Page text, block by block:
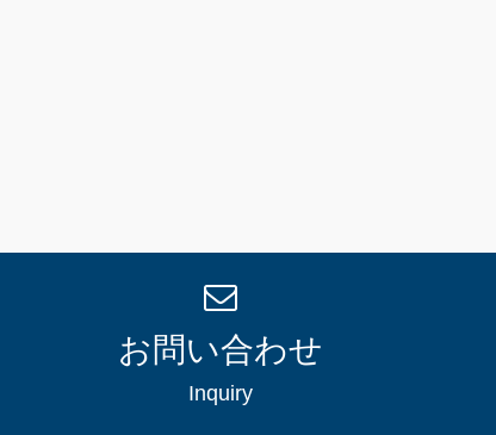
お問い合わせ
Inquiry